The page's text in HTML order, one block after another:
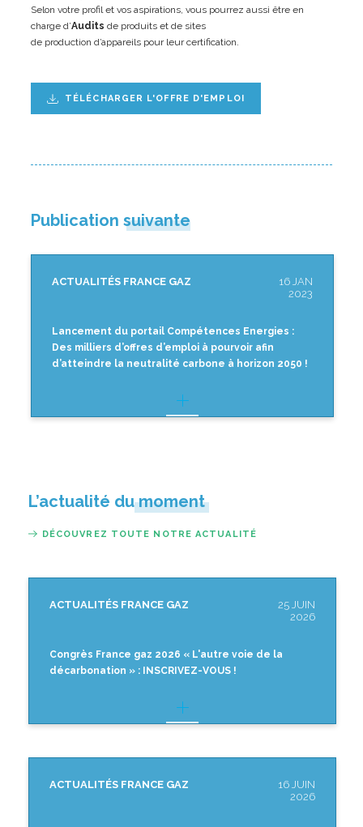
Selon votre profil et vos aspirations, vous pourrez aussi être en
charge d’Audits de produits et de sites
de production d’appareils pour leur certification.
TÉLÉCHARGER L'OFFRE D'EMPLOI
Publication suivante
ACTUALITÉS FRANCE GAZ
16 JAN
2023
Lancement du portail Compétences Energies :
Des milliers d’offres d’emploi à pourvoir afin
d’atteindre la neutralité carbone à horizon 2050 !
L’actualité du moment
DÉCOUVREZ TOUTE NOTRE ACTUALITÉ
ACTUALITÉS FRANCE GAZ
25 JUIN
2026
Congrès France gaz 2026 « L'autre voie de la
décarbonation » : INSCRIVEZ-VOUS !
ACTUALITÉS FRANCE GAZ
16 JUIN
2026